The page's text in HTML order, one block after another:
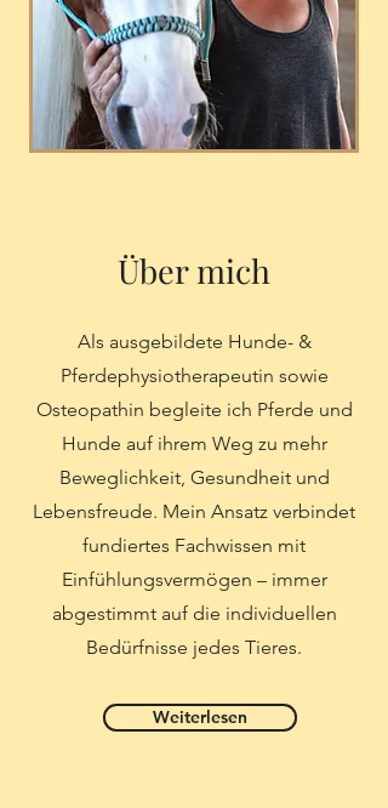
Über mich
Als ausgebildete Hunde- &
Pferdephysiotherapeutin sowie
Osteopathin begleite ich Pferde und
Hunde auf ihrem Weg zu mehr
Beweglichkeit, Gesundheit und
Lebensfreude. Mein Ansatz verbindet
fundiertes Fachwissen mit
Einfühlungsvermögen – immer
abgestimmt auf die individuellen
Bedürfnisse jedes Tieres.
Weiterlesen